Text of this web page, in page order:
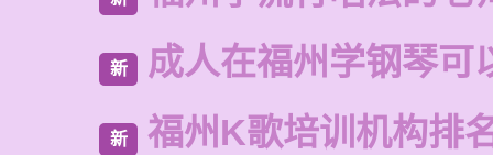
新 成人在福州学钢琴可
新 福州K歌培训机构排